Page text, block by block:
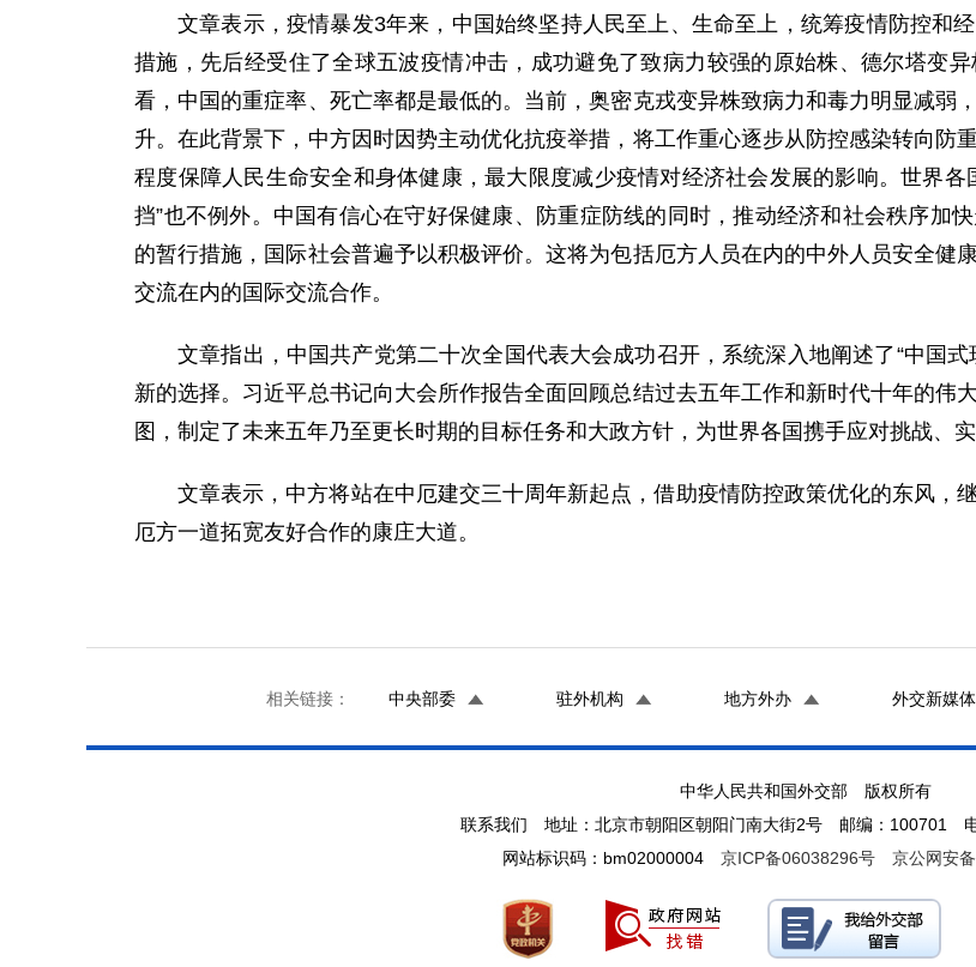
文章表示，疫情暴发3年来，中国始终坚持人民至上、生命至上，统筹疫情防控和
措施，先后经受住了全球五波疫情冲击，成功避免了致病力较强的原始株、德尔塔变
看，中国的重症率、死亡率都是最低的。当前，奥密克戎变异株致病力和毒力明显减弱
升。在此背景下，中方因时因势主动优化抗疫举措，将工作重心逐步从防控感染转向防
程度保障人民生命安全和身体健康，最大限度减少疫情对经济社会发展的影响。世界
挡”也不例外。中国有信心在守好保健康、防重症防线的同时，推动经济和社会秩序加
的暂行措施，国际社会普遍予以积极评价。这将为包括厄方人员在内的中外人员安全健
交流在内的国际交流合作。
文章指出，中国共产党第二十次全国代表大会成功召开，系统深入地阐述了“中国
新的选择。习近平总书记向大会所作报告全面回顾总结过去五年工作和新时代十年的伟
图，制定了未来五年乃至更长时期的目标任务和大政方针，为世界各国携手应对挑战、
文章表示，中方将站在中厄建交三十周年新起点，借助疫情防控政策优化的东风，
厄方一道拓宽友好合作的康庄大道。
相关链接： 中央部委 驻外机构 地方外办 外交新媒体
中华人民共和国外交部 版权所有
联系我们 地址：北京市朝阳区朝阳门南大街2号 邮编：100701
网站标识码：bm02000004 京ICP备06038296号 京公网安